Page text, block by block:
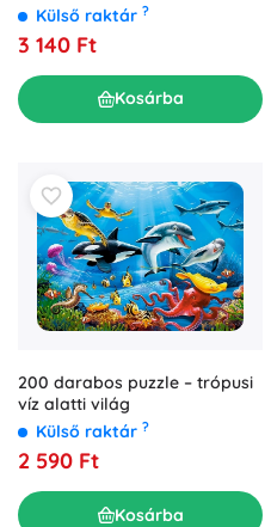
Külső raktár ?
3 140 Ft
Kosárba
200 darabos puzzle – trópusi
víz alatti világ
Külső raktár ?
2 590 Ft
Kosárba